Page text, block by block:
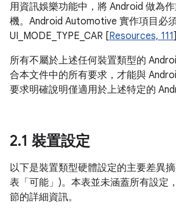
用資訊娛樂功能中，將 Android 做為
機。Android Automotive 實作項目必
UI_MODE_TYPE_CAR [Resources, 111
所有不屬於上述任何裝置類型的
合本文件中的所有要求，才能與
要求明確說明僅適用於上述特定的
2.1 裝置設定
以下是裝置類型硬體設定的主要差異
表「可能」)。本表並未涵蓋所有設定
節的詳細資訊。